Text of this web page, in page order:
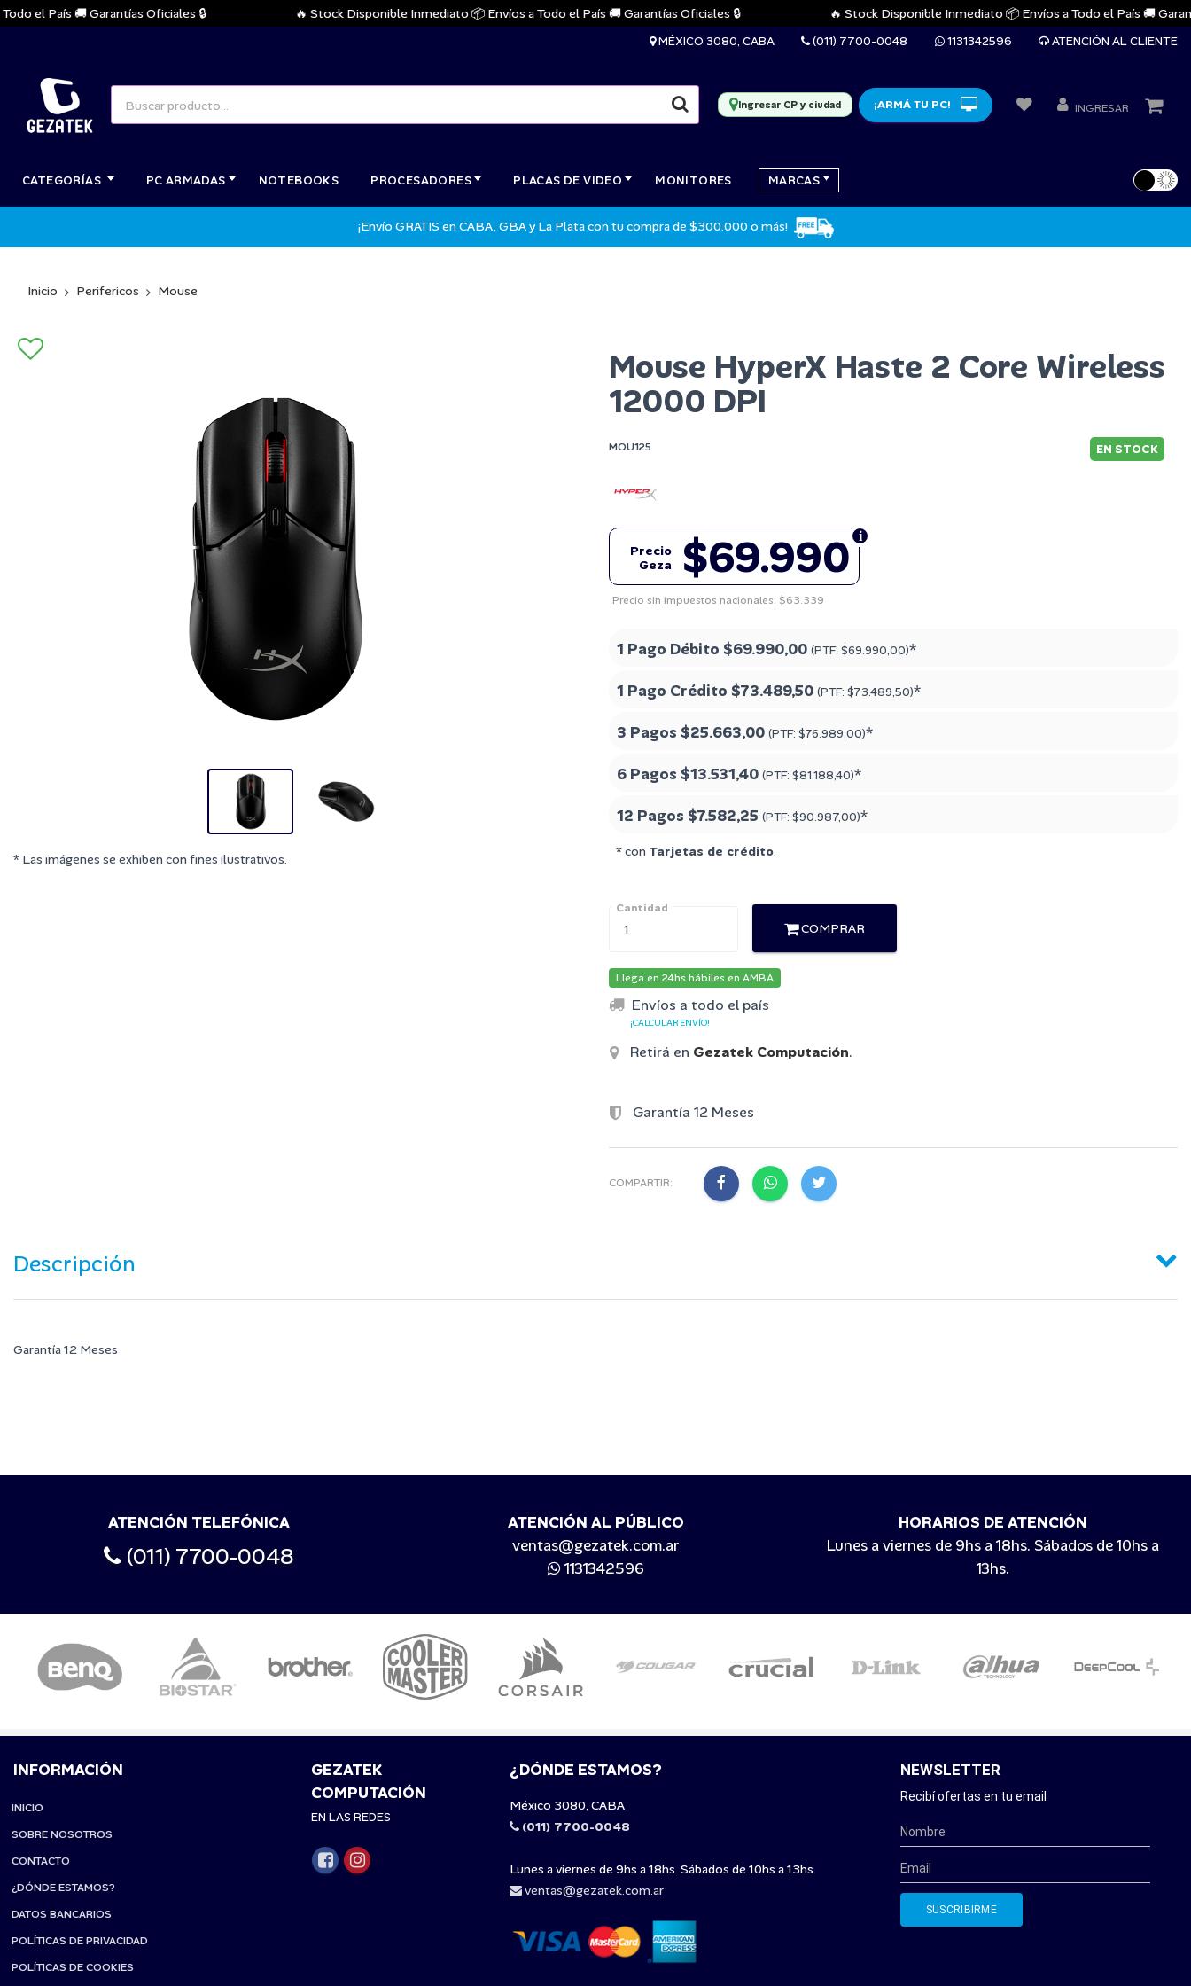
el País 🚚 Garantías Oficiales 🔒 🔥 Stock Disponible Inmediato 📦 Envíos a Todo el País 🚚 Garantías Oficiales 🔒 🔥 Stock Disponible Inmediato 📦 Envíos a Todo el País 🚚
MÉXICO 3080, CABA (011) 7700-0048 1131342596 ATENCIÓN AL CLIENTE
Ingresar CP y ciudad ¡ARMÁ TU PC! INGRESAR
CATEGORÍAS PC ARMADAS NOTEBOOKS PROCESADORES PLACAS DE VIDEO MONITORES MARCAS
¡Envío GRATIS en CABA, GBA y La Plata con tu compra de $300.000 o más!
Inicio Perifericos Mouse
* Las imágenes se exhiben con fines ilustrativos.
Mouse HyperX Haste 2 Core Wireless
12000 DPI
MOU125 EN STOCK
$69.990
Precio
Geza
Precio sin impuestos nacionales: $63.339
1 Pago Débito $69.990,00 (PTF: $69.990,00)*
1 Pago Crédito $73.489,50 (PTF: $73.489,50)*
3 Pagos $25.663,00 (PTF: $76.989,00)*
6 Pagos $13.531,40 (PTF: $81.188,40)*
12 Pagos $7.582,25 (PTF: $90.987,00)*
* con Tarjetas de crédito
Cantidad
COMPRAR
Llega en 24hs hábiles en AMBA
Envíos a todo el país
¡CALCULAR ENVÍO!
Retirá en Gezatek Computación.
Garantía 12 Meses
COMPARTIR:
Descripción
Garantía 12 Meses
ATENCIÓN TELEFÓNICA
(011) 7700-0048
ATENCIÓN AL PÚBLICO
ventas@gezatek.com.ar
1131342596
HORARIOS DE ATENCIÓN
Lunes a viernes de 9hs a 18hs. Sábados de 10hs a
13hs.
INFORMACIÓN
INICIO
SOBRE NOSOTROS
CONTACTO
¿DÓNDE ESTAMOS?
DATOS BANCARIOS
POLÍTICAS DE PRIVACIDAD
POLÍTICAS DE COOKIES
GEZATEK
COMPUTACIÓN
EN LAS REDES
¿DÓNDE ESTAMOS?
México 3080, CABA
(011) 7700-0048
Lunes a viernes de 9hs a 18hs. Sábados de 10hs a 13hs.
ventas@gezatek.com.ar
NEWSLETTER
Recibí ofertas en tu email